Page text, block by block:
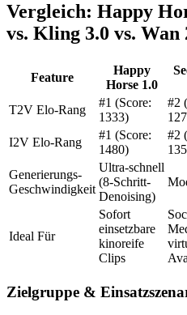
Vergleich: Happy
vs. Kling 3.0 vs. Wan
Feature
Happy
Horse 1.0
T2V Elo-Rang
#1 (Score:
1333)
#2
I2V Elo-Rang
#1 (Score:
1480)
#2
Generierungs-
Geschwindigkeit
Ultra-schnell
(8-Schritt-
Denoising)
Ideal Für
Sofort
einsetzbare
kinoreife
Clips
Zielgruppe &